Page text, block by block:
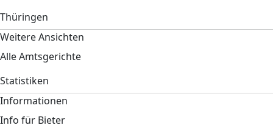
Thüringen
Weitere Ansichten
Alle Amtsgerichte
Statistiken
Informationen
Info für Bieter